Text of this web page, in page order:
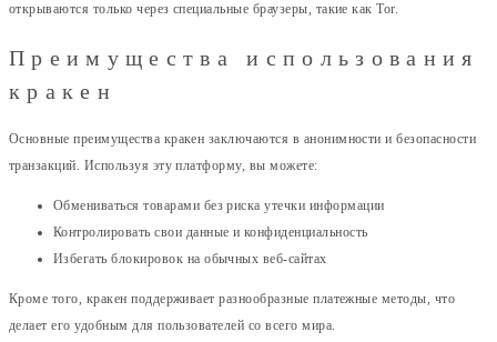
открываются только через специальные браузеры, такие как Tor.
Преимущества использования
кракен
Основные преимущества кракен заключаются в анонимности и безопасности
транзакций. Используя эту платформу, вы можете:
Обмениваться товарами без риска утечки информации
Контролировать свои данные и конфиденциальность
Избегать блокировок на обычных веб-сайтах
Кроме того, кракен поддерживает разнообразные платежные методы, что
делает его удобным для пользователей со всего мира.